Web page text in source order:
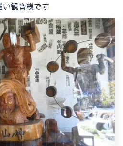
い観音様です